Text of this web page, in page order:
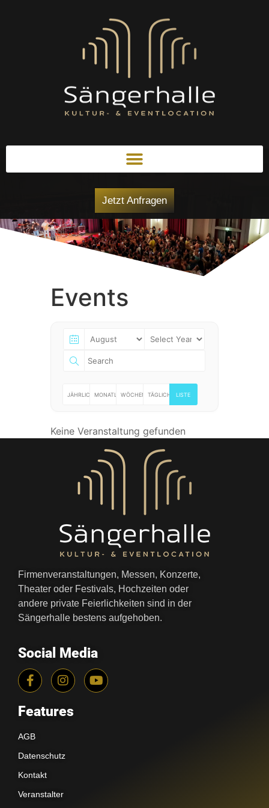
Jetzt Anfragen
Events
JÄHRLICH MONATLICHWÖCHENTLICH
TÄGLICH LISTE
Keine Veranstaltung gefunden
Firmenveranstaltungen, Messen, Konzerte,
Theater oder Festivals, Hochzeiten oder
andere private Feierlichkeiten sind in der
Sängerhalle bestens aufgehoben.
Social Media
Features
AGB
Datenschutz
Kontakt
Veranstalter